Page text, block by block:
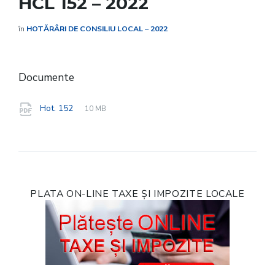
în HOTĂRÂRI DE CONSILIU LOCAL – 2022
Documente
Hot. 152
File
pdf
File
10 MB
PLATA ON-LINE TAXE ȘI IMPOZITE LOCALE